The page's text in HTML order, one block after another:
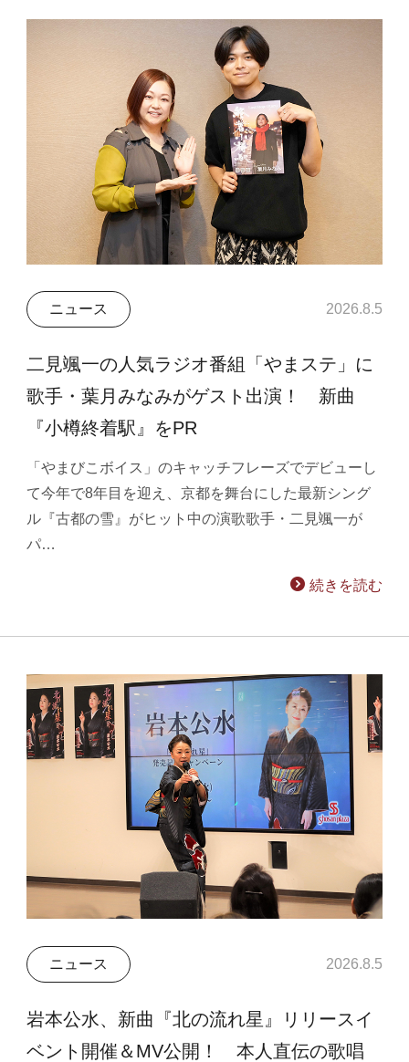
ニュース 2026.8.5
二見颯一の人気ラジオ番組「やまステ」に
歌手・葉月みなみがゲスト出演！ 新曲
『小樽終着駅』をPR
「やまびこボイス」のキャッチフレーズでデビューし
て今年で8年目を迎え、京都を舞台にした最新シング
ル『古都の雪』がヒット中の演歌歌手・二見颯一が
パ…
続きを読む
ニュース 2026.8.5
岩本公水、新曲『北の流れ星』リリースイ
ベント開催＆MV公開！ 本人直伝の歌唱